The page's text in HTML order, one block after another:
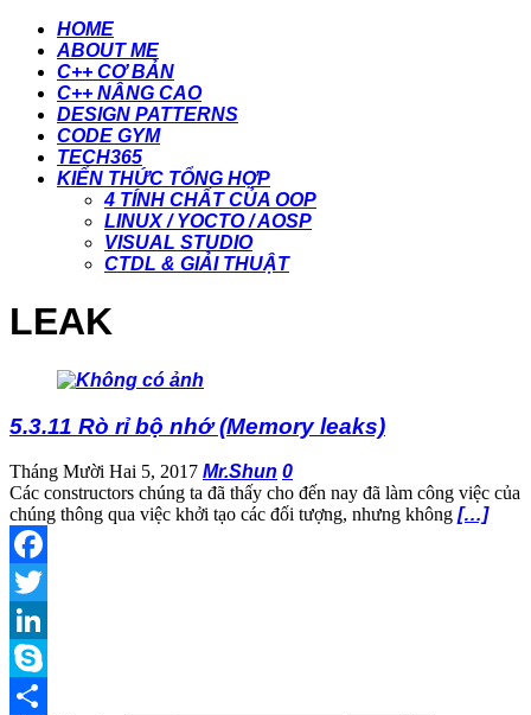
HOME
ABOUT ME
C++ CƠ BẢN
C++ NÂNG CAO
DESIGN PATTERNS
CODE GYM
TECH365
KIẾN THỨC TỔNG HỢP
4 TÍNH CHẤT CỦA OOP
LINUX / YOCTO / AOSP
VISUAL STUDIO
CTDL & GIẢI THUẬT
LEAK
5.3.11 Rò rỉ bộ nhớ (Memory leaks)
Tháng Mười Hai 5, 2017 Mr.Shun 0
Các constructors chúng ta đã thấy cho đến nay đã làm công việc của
chúng thông qua việc khởi tạo các đối tượng, nhưng không […]
Facebook
Twitter
LinkedIn
Skype